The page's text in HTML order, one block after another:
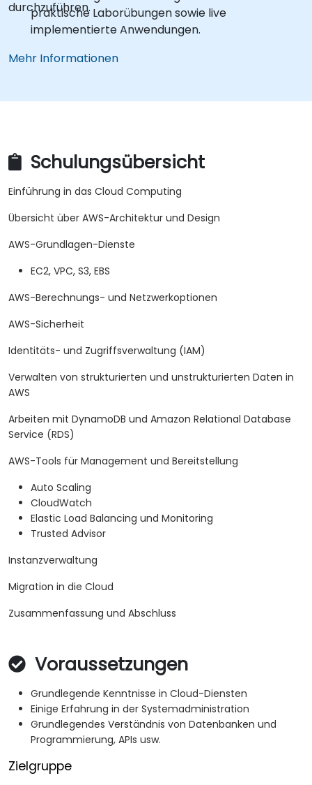
durchzuführen.
praktische Laborübungen sowie live
implementierte Anwendungen.
Mehr Informationen
Schulungsübersicht
Einführung in das Cloud Computing
Übersicht über AWS-Architektur und Design
AWS-Grundlagen-Dienste
EC2, VPC, S3, EBS
AWS-Berechnungs- und Netzwerkoptionen
AWS-Sicherheit
Identitäts- und Zugriffsverwaltung (IAM)
Verwalten von strukturierten und unstrukturierten Daten in
AWS
Arbeiten mit DynamoDB und Amazon Relational Database
Service (RDS)
AWS-Tools für Management und Bereitstellung
Auto Scaling
CloudWatch
Elastic Load Balancing und Monitoring
Trusted Advisor
Instanzverwaltung
Migration in die Cloud
Zusammenfassung und Abschluss
Voraussetzungen
Grundlegende Kenntnisse in Cloud-Diensten
Einige Erfahrung in der Systemadministration
Grundlegendes Verständnis von Datenbanken und
Programmierung, APIs usw.
Zielgruppe